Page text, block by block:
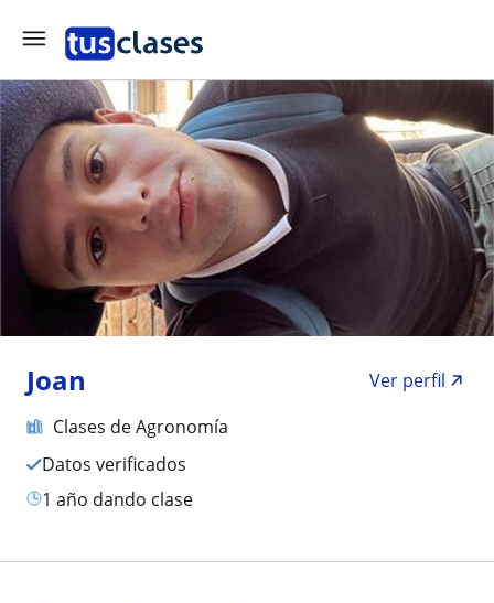
Joan
Ver perfil
Clases de Agronomía
Datos verificados
1 año dando clase